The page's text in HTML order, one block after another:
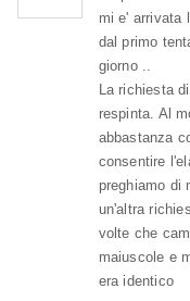
mi e' arrivata
dal primo
giorno ..
La richiesta
respinta. Al
abbastanza
consentire
preghiamo di
un'altra
volte che
maiuscole e
era identico